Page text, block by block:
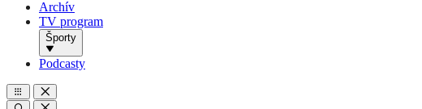
Archív
TV program
Športy
Podcasty